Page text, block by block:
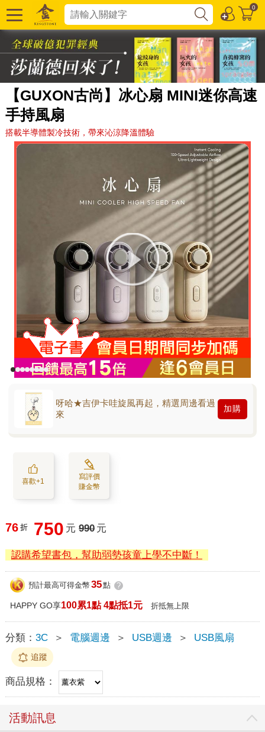
0
【GUXON古尚】冰心扇 MINI迷你高速
手持風扇
搭載半導體製冷技術，帶來沁涼降溫體驗
呀哈★吉伊卡哇旋風再起，精選周邊看過
來
加購
喜歡+1
寫評價
賺金幣
76 折 750 元 990 元
認購希望書包，幫助弱勢孩童上學不中斷！
預計最高可得金幣 35點 ?
HAPPY GO享100累1點 4點抵1元 折抵無上限
分類： 3C ＞ 電腦週邊 ＞ USB週邊 ＞ USB風扇
追蹤
商品規格：
活動訊息